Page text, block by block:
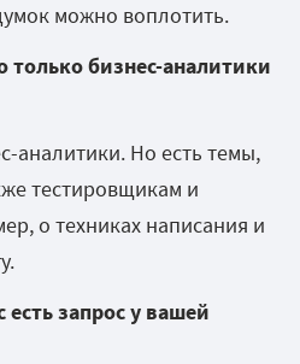
можно воплотить.
только бизнес-аналитики
аналитики. Но есть темы,
тестировщикам и
о техниках написания и
запрос у вашей